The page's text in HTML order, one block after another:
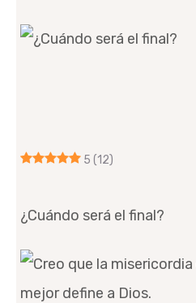
5 (12)
¿Cuándo será el final?